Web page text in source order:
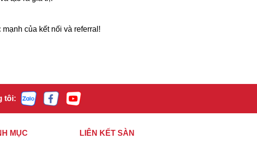
của kết nối và referral!
tôi:
MỤC LIÊN KẾT SÀN